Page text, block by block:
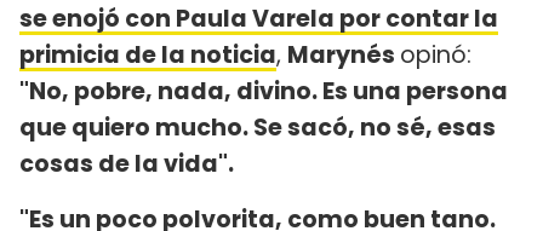
se enojó con Paula Varela por contar la
primicia de la noticia, Marynés opinó:
"No, pobre, nada, divino. Es una persona
que quiero mucho. Se sacó, no sé, esas
cosas de la vida".
"Es un poco polvorita, como buen tano.